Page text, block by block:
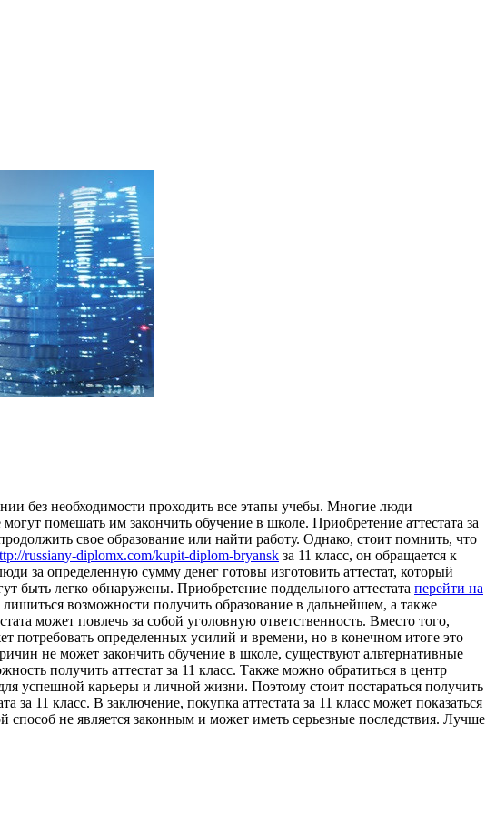
без необходимости проходить все этапы учебы. Многие люди
помешать им закончить обучение в школе. Приобретение аттестата за
свое образование или найти работу. Однако, стоит помнить, что
russiany-diplomx.com/kupit-diplom-bryansk за 11 класс, он обращается к
за определенную сумму денег готовы изготовить аттестат, который
быть легко обнаружены. Приобретение поддельного аттестата перейти на
возможности получить образование в дальнейшем, а также
может повлечь за собой уголовную ответственность. Вместо того,
потребовать определенных усилий и времени, но в конечном итоге это
не может закончить обучение в школе, существуют альтернативные
получить аттестат за 11 класс. Также можно обратиться в центр
успешной карьеры и личной жизни. Поэтому стоит постараться получить
11 класс. В заключение, покупка аттестата за 11 класс может показаться
не является законным и может иметь серьезные последствия. Лучше